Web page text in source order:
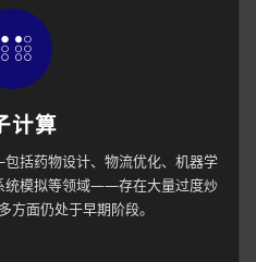
计算
括药物设计、物流优化、机器学
统模拟等领域——存在大量过度炒
方面仍处于早期阶段。